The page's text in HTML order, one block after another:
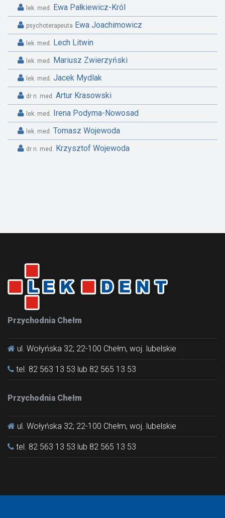
lek. med. Ewa Pałkiewicz-Król
psychoterapeuta Ewa Joachimowicz
lek. med. Lech Litwin
lek. med. Mariusz Zwierzyński
lek. med. Jacek Mydlak
dr n. med. Artur Krasowski
lek. med. Irena Podyma-Nowosad
lek. med. Tomasz Wojewoda
dr n. med. Krzysztof Wojewoda
Przychodnia Chełm
ul. Wołyńska 32; 22-100 Chełm, woj. lubelskie
tel. 82 563 13 53 lub 82 565 13 53
Przychodnia Chełm
ul. Wołyńska 32; 22-100 Chełm, woj. lubelskie
tel. 82 563 13 53 lub 82 565 13 53